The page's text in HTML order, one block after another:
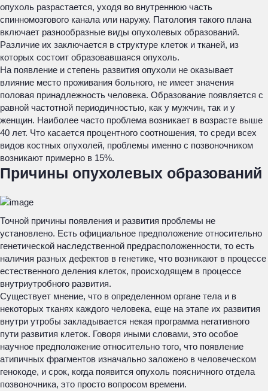
опухоль разрастается, уходя во внутреннюю часть
спинномозгового канала или наружу. Патология такого плана
включает разнообразные виды опухолевых образований.
Различие их заключается в структуре клеток и тканей, из
которых состоит образовавшаяся опухоль.
На появление и степень развития опухоли не оказывает
влияние место проживания больного, не имеет значения
половая принадлежность человека. Образование появляется с
равной частотной периодичностью, как у мужчин, так и у
женщин. Наиболее часто проблема возникает в возрасте выше
40 лет. Что касается процентного соотношения, то среди всех
видов костных опухолей, проблемы именно с позвоночником
возникают примерно в 15%.
Причины опухолевых образований
Точной причины появления и развития проблемы не
установлено. Есть официальное предположение относительно
генетической наследственной предрасположенности, то есть
наличия разных дефектов в генетике, что возникают в процессе
естественного деления клеток, происходящем в процессе
внутриутробного развития.
Существует мнение, что в определенном органе тела и в
некоторых тканях каждого человека, еще на этапе их развития
внутри утробы закладывается некая программа негативного
пути развития клеток. Говоря иными словами, это особое
научное предположение относительно того, что появление
атипичных фрагментов изначально заложено в человеческом
генокоде, и срок, когда появится опухоль поясничного отдела
позвоночника, это просто вопросом времени.